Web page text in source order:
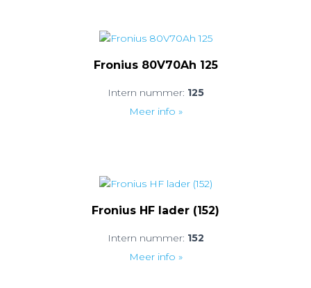
Fronius 80V70Ah 125
Intern nummer: 125
Meer info »
Fronius HF lader (152)
Intern nummer: 152
Meer info »